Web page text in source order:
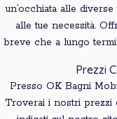
un’occhiata alle
alle tue necessità.
breve che a lungo
Prezzi
Presso OK Bagni
Troverai i nostri prezzi